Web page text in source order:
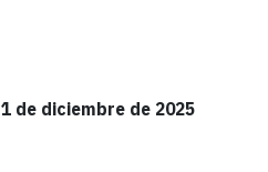
1 de diciembre de 2025